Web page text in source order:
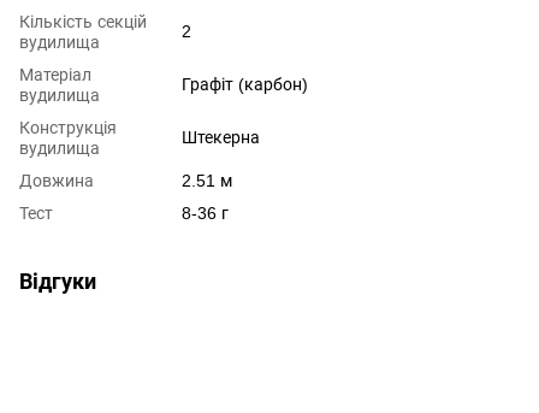
Кількість секцій
вудилища
2
Матеріал
вудилища
Графіт (карбон)
Конструкція
вудилища
Штекерна
Довжина
2.51 м
Тест
8-36 г
Відгуки